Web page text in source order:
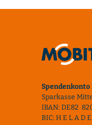
Spendenkonto
Sparkasse
IBAN: DE82
BIC: H E L A D